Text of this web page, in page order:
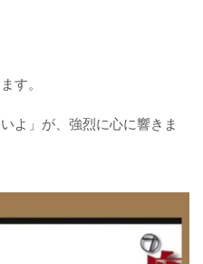
す。
よ」が、強烈に心に響きま